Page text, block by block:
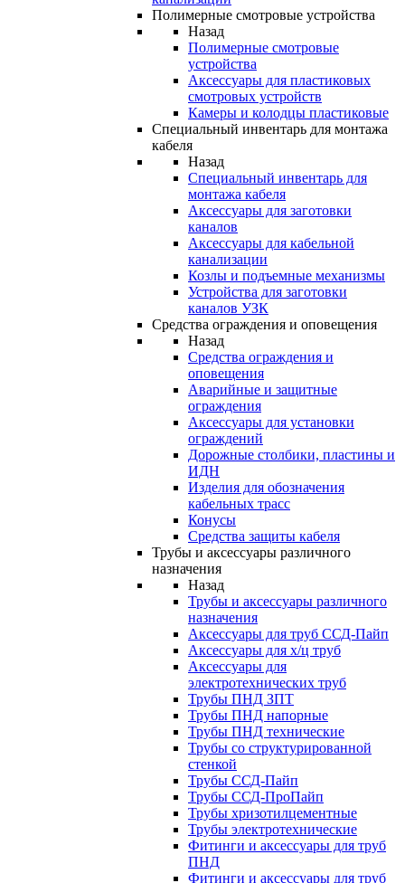
Полимерные смотровые устройства
Назад
Полимерные смотровые
устройства
Аксессуары для пластиковых
смотровых устройств
Камеры и колодцы пластиковые
Специальный инвентарь для монтажа
кабеля
Назад
Специальный инвентарь для
монтажа кабеля
Аксессуары для заготовки
каналов
Аксессуары для кабельной
канализации
Козлы и подъемные механизмы
Устройства для заготовки
каналов УЗК
Средства ограждения и оповещения
Назад
Средства ограждения и
оповещения
Аварийные и защитные
ограждения
Аксессуары для установки
ограждений
Дорожные столбики, пластины и
ИДН
Изделия для обозначения
кабельных трасс
Конусы
Средства защиты кабеля
Трубы и аксессуары различного
назначения
Назад
Трубы и аксессуары различного
назначения
Аксессуары для труб ССД-Пайп
Аксессуары для х/ц труб
Аксессуары для
электротехнических труб
Трубы ПНД ЗПТ
Трубы ПНД напорные
Трубы ПНД технические
Трубы со структурированной
стенкой
Трубы ССД-Пайп
Трубы ССД-ПроПайп
Трубы хризотилцементные
Трубы электротехнические
Фитинги и аксессуары для труб
ПНД
Фитинги и аксессуары для труб